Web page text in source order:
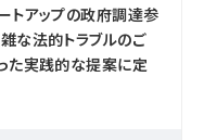
トアップの政府調達参
な法的トラブルのご
た実践的な提案に定